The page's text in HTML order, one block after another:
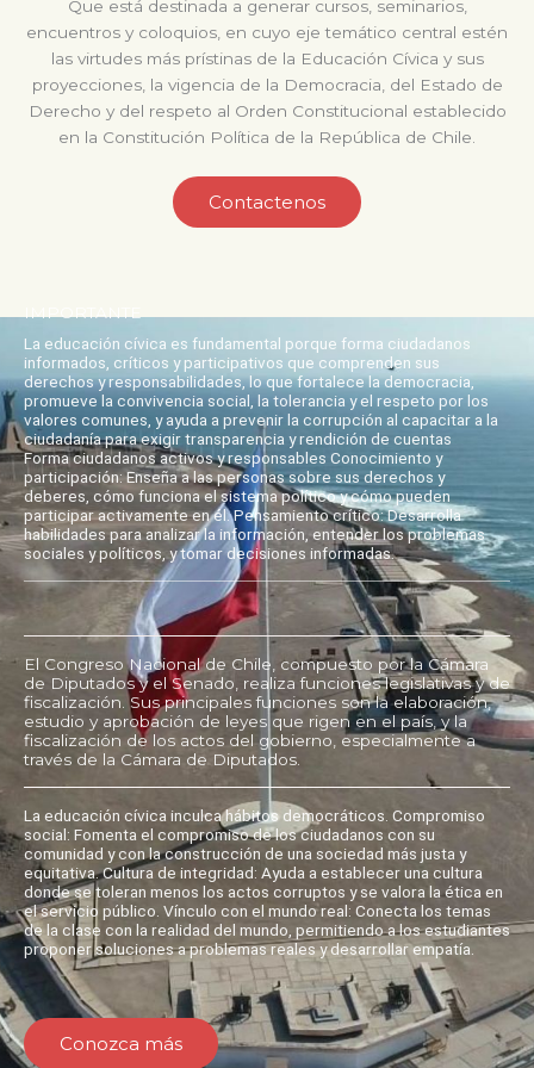
Que está destinada a generar cursos, seminarios,
encuentros y coloquios, en cuyo eje temático central estén
las virtudes más prístinas de la Educación Cívica y sus
proyecciones, la vigencia de la Democracia, del Estado de
Derecho y del respeto al Orden Constitucional establecido
en la Constitución Política de la República de Chile.
Contactenos
La educación cívica es fundamental porque forma ciudadanos
informados, críticos y participativos que comprenden sus
derechos y responsabilidades, lo que fortalece la democracia,
promueve la convivencia social, la tolerancia y el respeto por los
valores comunes, y ayuda a prevenir la corrupción al capacitar a la
ciudadanía para exigir transparencia y rendición de cuentas
Forma ciudadanos activos y responsables Conocimiento y
participación: Enseña a las personas sobre sus derechos y
deberes, cómo funciona el sistema político y cómo pueden
participar activamente en él. Pensamiento crítico: Desarrolla
habilidades para analizar la información, entender los problemas
sociales y políticos, y tomar decisiones informadas.
El Congreso Nacional de Chile, compuesto por la Cámara
de Diputados y el Senado, realiza funciones legislativas y de
fiscalización. Sus principales funciones son la elaboración,
estudio y aprobación de leyes que rigen en el país, y la
fiscalización de los actos del gobierno, especialmente a
través de la Cámara de Diputados.
La educación cívica inculca hábitos democráticos. Compromiso
social: Fomenta el compromiso de los ciudadanos con su
comunidad y con la construcción de una sociedad más justa y
equitativa. Cultura de integridad: Ayuda a establecer una cultura
donde se toleran menos los actos corruptos y se valora la ética en
el servicio público. Vínculo con el mundo real: Conecta los temas
de la clase con la realidad del mundo, permitiendo a los estudiantes
proponer soluciones a problemas reales y desarrollar empatía.
Conozca más